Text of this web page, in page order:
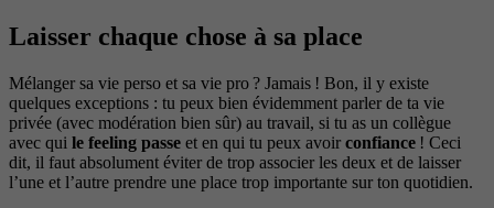
Laisser chaque chose à sa place
Mélanger sa vie perso et sa vie pro ? Jamais ! Bon, il y existe
quelques exceptions : tu peux bien évidemment parler de ta vie
privée (avec modération bien sûr) au travail, si tu as un collègue
avec qui le feeling passe et en qui tu peux avoir confiance ! Ceci
dit, il faut absolument éviter de trop associer les deux et de laisser
l’une et l’autre prendre une place trop importante sur ton quotidien.